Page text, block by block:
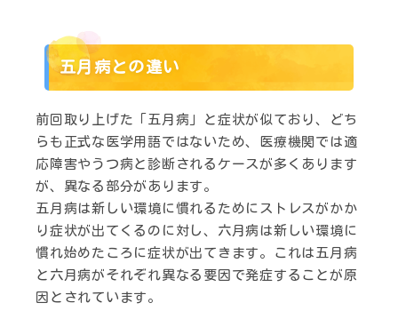
五月病との違い
前回取り上げた「五月病」と症状が似ており、どち
らも正式な医学用語ではないため、医療機関では適
応障害やうつ病と診断されるケースが多くあります
が、異なる部分があります。
五月病は新しい環境に慣れるためにストレスがかか
り症状が出てくるのに対し、六月病は新しい環境に
慣れ始めたころに症状が出てきます。これは五月病
と六月病がそれぞれ異なる要因で発症することが原
因とされています。